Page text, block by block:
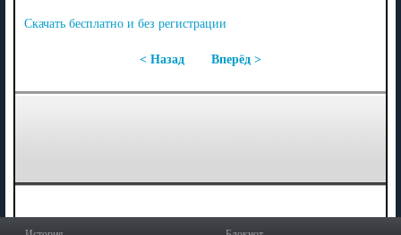
Скачать бесплатно и без регистрации
< Назад Вперёд >